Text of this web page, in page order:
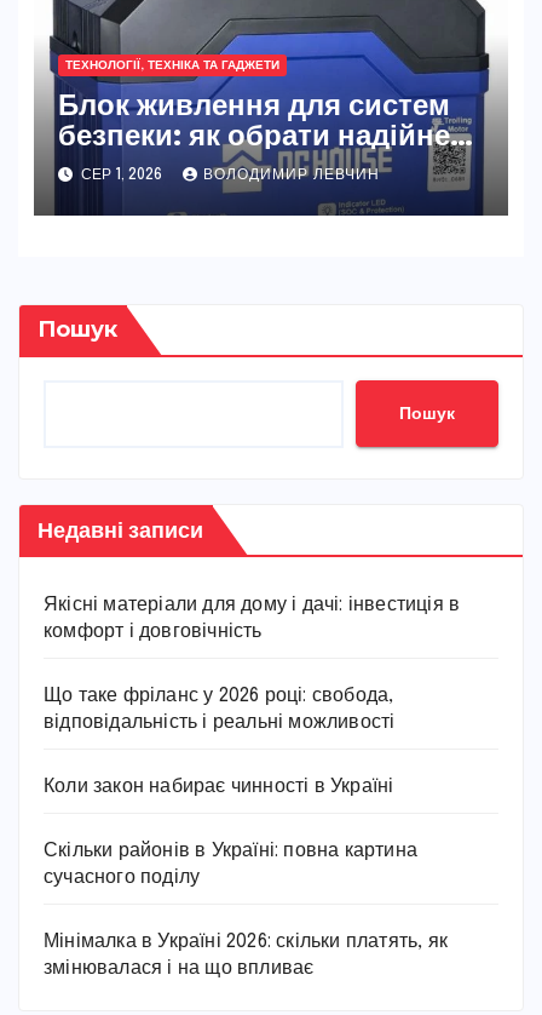
ТЕХНОЛОГІЇ, ТЕХНІКА ТА ГАДЖЕТИ
Блок живлення для систем
безпеки: як обрати надійне
джерело живлення
СЕР 1, 2026 ВОЛОДИМИР ЛЕВЧИН
Пошук
Пошук
Недавні записи
Якісні матеріали для дому і дачі: інвестиція в
комфорт і довговічність
Що таке фріланс у 2026 році: свобода,
відповідальність і реальні можливості
Коли закон набирає чинності в Україні
Скільки районів в Україні: повна картина
сучасного поділу
Мінімалка в Україні 2026: скільки платять, як
змінювалася і на що впливає